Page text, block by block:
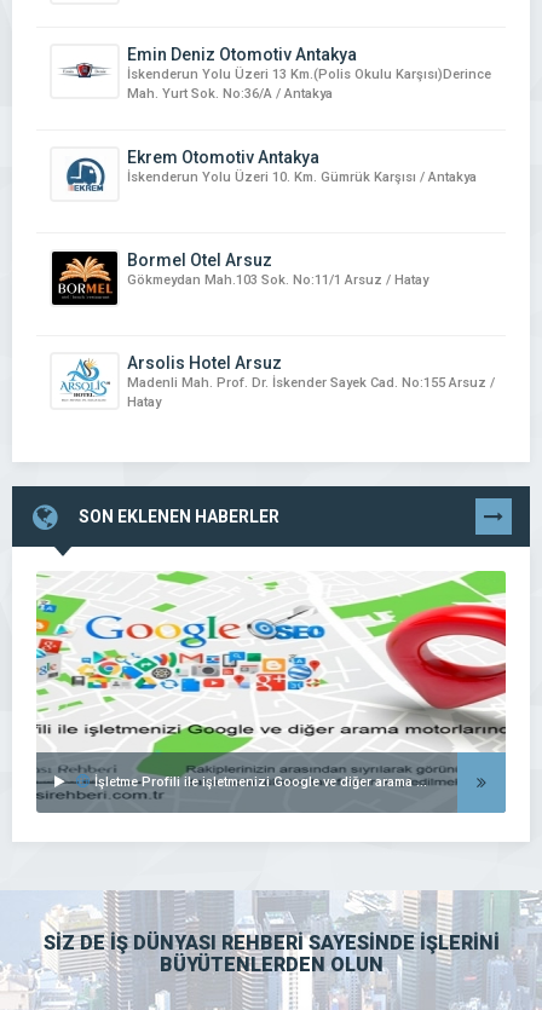
Emin Deniz Otomotiv Antakya
İskenderun Yolu Üzeri 13 Km.(Polis Okulu Karşısı)Derince
Mah. Yurt Sok. No:36/A / Antakya
Ekrem Otomotiv Antakya
İskenderun Yolu Üzeri 10. Km. Gümrük Karşısı / Antakya
Bormel Otel Arsuz
Gökmeydan Mah.103 Sok. No:11/1 Arsuz / Hatay
Arsolis Hotel Arsuz
Madenli Mah. Prof. Dr. İskender Sayek Cad. No:155 Arsuz /
Hatay
SON EKLENEN HABERLER TÜMÜNÜ
GÖR
İşletme Profili ile işletmenizi Google ve diğer arama motorlarında listeleyin..
SİZ DE İŞ DÜNYASI REHBERİ SAYESİNDE İŞLERİNİ
BÜYÜTENLERDEN OLUN